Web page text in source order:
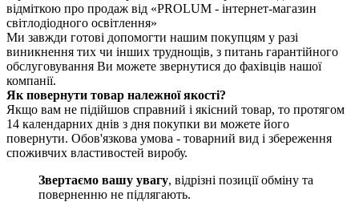
відміткою про продаж від «PROLUM - інтернет-магазин
світлодіодного освітлення»
Ми завжди готові допомогти нашим покупцям у разі
виникнення тих чи інших труднощів, з питань гарантійного
обслуговування Ви можете звернутися до фахівців нашої
компанії.
Як повернути товар належної якості?
Якщо вам не підійшов справний і якісний товар, то протягом
14 календарних днів з дня покупки ви можете його
повернути. Обов'язкова умова - товарний вид і збереження
споживчих властивостей виробу.
Звертаємо вашу увагу, відрізні позиції обміну та
поверненню не підлягають.